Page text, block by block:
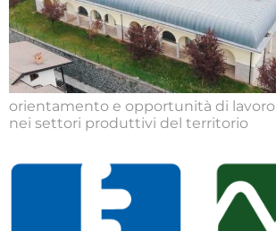
orientamento e opportunità di lavoro
nei settori produttivi del territorio